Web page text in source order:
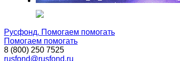
Русфонд. Помогаем помогать
Помогаем помогать
8 (800) 250 7525
rusfond@rusfond.ru